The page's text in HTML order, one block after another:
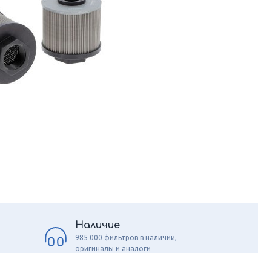
Наличие
985 000 фильтров в наличии,
оригиналы и аналоги